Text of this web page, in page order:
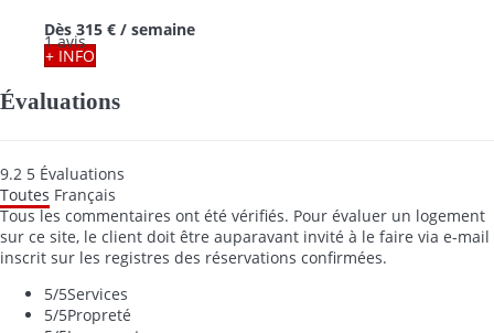
Bonnes vacances assurées !"
Dès 315 €
+ INFO
9.2 5Évaluations
Toutes Français
Tous les commentaires ont été vérifiés. Pour évaluer un logement
inscrit sur les registres des réservations confirmées.